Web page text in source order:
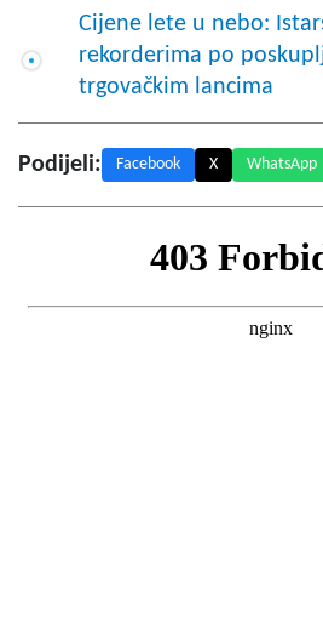
Cijene lete u nebo:
rekorderima po
trgovačkim lancima
Podijeli: Facebook X WhatsApp